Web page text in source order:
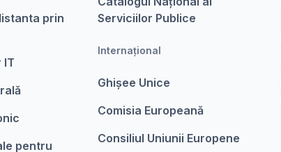
prin
IT
pentru
Serviciilor Publice
Internațional
Ghișee Unice
Comisia Europeanǎ
Consiliul Uniunii Europene